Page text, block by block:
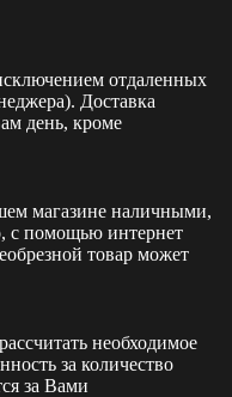
отдаленных
Доставка
день, кроме
магазине наличными,
с помощью интернет
товар может
необходимое
за количество
за Вами